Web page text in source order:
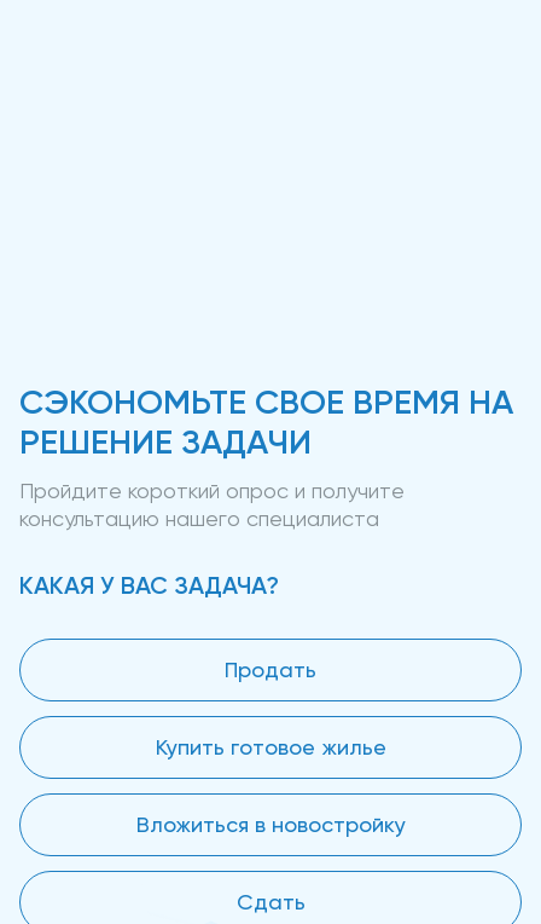
СЭКОНОМЬТЕ СВОЕ ВРЕМЯ НА
РЕШЕНИЕ ЗАДАЧИ
Пройдите короткий опрос и получите
консультацию нашего специалиста
КАКАЯ У ВАС ЗАДАЧА?
Продать
Купить готовое жилье
Вложиться в новостройку
Сдать